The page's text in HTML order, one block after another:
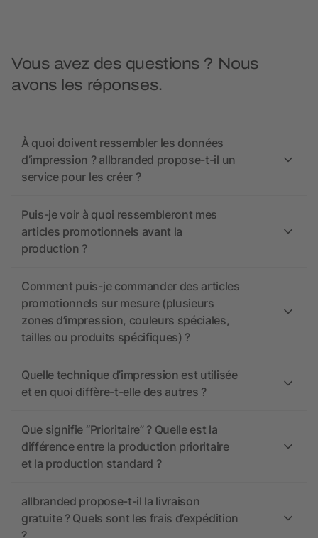
Vous avez des questions ? Nous
avons les réponses.
À quoi doivent ressembler les données
d’impression ? allbranded propose-t-il un
service pour les créer ?
Puis-je voir à quoi ressembleront mes
articles promotionnels avant la
production ?
Comment puis-je commander des articles
promotionnels sur mesure (plusieurs
zones d’impression, couleurs spéciales,
tailles ou produits spécifiques) ?
Quelle technique d’impression est utilisée
et en quoi diffère-t-elle des autres ?
Que signifie “Prioritaire” ? Quelle est la
différence entre la production prioritaire
et la production standard ?
allbranded propose-t-il la livraison
gratuite ? Quels sont les frais d’expédition